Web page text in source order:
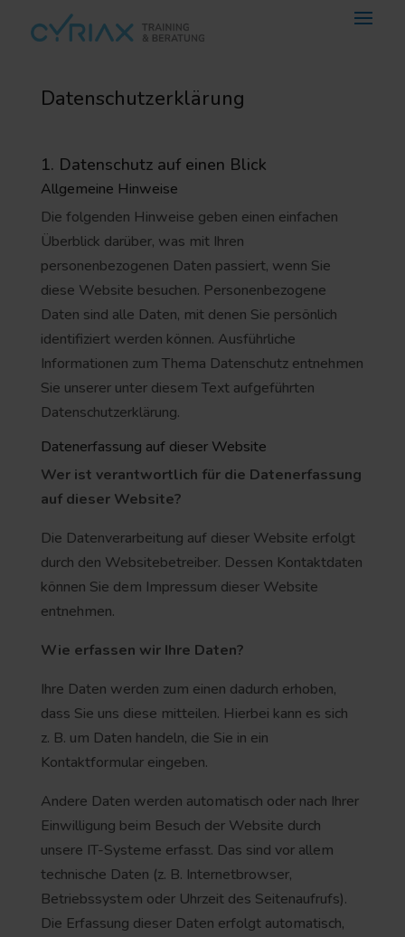
Datenschutz­erklärung
1. Datenschutz auf einen Blick
Allgemeine Hinweise
Die folgenden Hinweise geben einen einfachen
Überblick darüber, was mit Ihren
personenbezogenen Daten passiert, wenn Sie
diese Website besuchen. Personenbezogene
Daten sind alle Daten, mit denen Sie persönlich
identifiziert werden können. Ausführliche
Informationen zum Thema Datenschutz entnehmen
Sie unserer unter diesem Text aufgeführten
Datenschutzerklärung.
Datenerfassung auf dieser Website
Wer ist verantwortlich für die Datenerfassung
auf dieser Website?
Die Datenverarbeitung auf dieser Website erfolgt
durch den Websitebetreiber. Dessen Kontaktdaten
können Sie dem Impressum dieser Website
entnehmen.
Wie erfassen wir Ihre Daten?
Ihre Daten werden zum einen dadurch erhoben,
dass Sie uns diese mitteilen. Hierbei kann es sich
z. B. um Daten handeln, die Sie in ein
Kontaktformular eingeben.
Andere Daten werden automatisch oder nach Ihrer
Einwilligung beim Besuch der Website durch
unsere IT-Systeme erfasst. Das sind vor allem
technische Daten (z. B. Internetbrowser,
Betriebssystem oder Uhrzeit des Seitenaufrufs).
Die Erfassung dieser Daten erfolgt automatisch,